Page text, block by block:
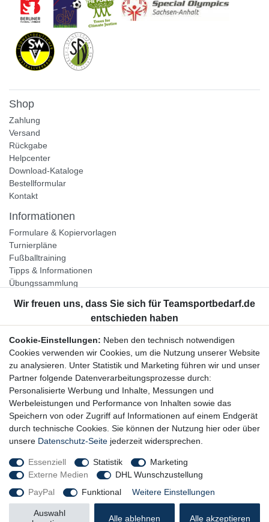
Shop
Zahlung
Versand
Rückgabe
Helpcenter
Download-Kataloge
Bestellformular
Kontakt
Informationen
Formulare & Kopiervorlagen
Turnierpläne
Fußballtraining
Tipps & Informationen
Übungssammlung
Unternehmen
Widerrufsrecht
Bestellung widerrufen
Datenschutzerklärung
AGB
Impressum
Newsletter
Newsletter-Anmeldung
Cookie-Einstellungen: Neben den technisch notwendigen
Cookies verwenden wir Cookies, um die Nutzung unserer Website
zu analysieren. Unter Statistik und Marketing führen wir und unser
Partner folgende Datenverarbeitungsprozesse durch:
Personalisierte Werbung und Inhalte, Messungen und
Werbeleistungen und Performance von Inhalten sowie das
Speichern von oder Zugriff auf Informationen auf einem Endgerät
durch technische Cookies. Sie können der Nutzung hier oder über
unsere Datenschutz-Seite jederzeit widersprechen.
Essenziell Statistik
Marketing
Externe Medien
DHL Wunschzustellung
PayPal
Funktional Weitere Einstellungen
Alle akzeptieren
Alle ablehnen
Auswahl